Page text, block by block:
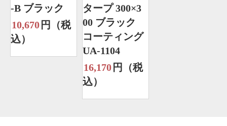
-B ブラック
10,670 円（税
込）
タープ 300×3
00 ブラック
コーティング
UA-1104
16,170 円（税
込）